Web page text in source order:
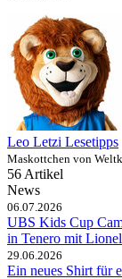
Leo Letzi Lesetipps
Maskottchen von
56 Artikel
News
06.07.2026
UBS Kids Cup
in Tenero mit
29.06.2026
Ein neues Shirt für